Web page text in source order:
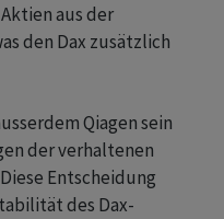
aus der
den Dax zusätzlich
Qiagen sein
der verhaltenen
Entscheidung
des Dax-